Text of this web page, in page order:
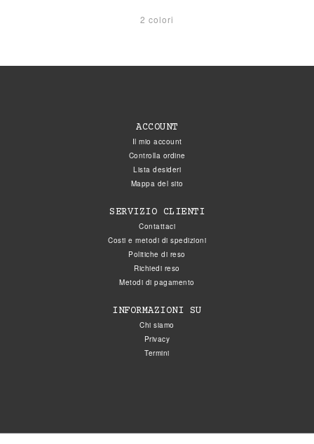
2 colori
ACCOUNT
Il mio account
Controlla ordine
Lista desideri
Mappa del sito
SERVIZIO CLIENTI
Contattaci
Costi e metodi di spedizioni
Politiche di reso
Richiedi reso
Metodi di pagamento
INFORMAZIONI SU
Chi siamo
Privacy
Termini